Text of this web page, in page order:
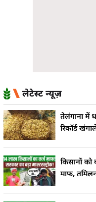
लेटेस्ट न्यूज़
तेलंगाना में
रिकॉर्ड
किसानों को
माफ,